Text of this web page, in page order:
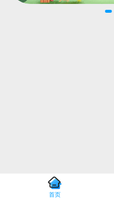
首页